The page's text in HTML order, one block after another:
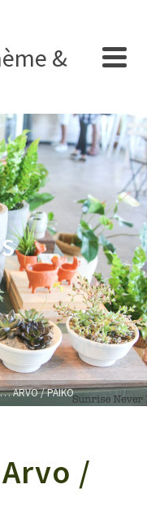
&
… ARVO / PAIKO
/